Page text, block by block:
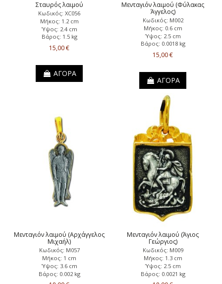
Σταυρός λαιμού
Κωδικός: XC056
Μήκος: 1.2 cm
Ύψος: 2.4 cm
Βάρος: 1.5 kg
15,00 €
ΑΓΟΡΑ
Μενταγιόν λαιμού (Φύλακας
Άγγελος)
Κωδικός: Μ002
Μήκος: 0.6 cm
Ύψος: 2.5 cm
Βάρος: 0.0018 kg
15,00 €
ΑΓΟΡΑ
Μενταγιόν λαιμού (Αρχάγγελος
Μιχαήλ)
Κωδικός: Μ057
Μήκος: 1 cm
Ύψος: 3.6 cm
Βάρος: 0.002 kg
Μενταγιόν λαιμού (Άγιος
Γεώργιος)
Κωδικός: Μ009
Μήκος: 1.3 cm
Ύψος: 2.5 cm
Βάρος: 0.0021 kg